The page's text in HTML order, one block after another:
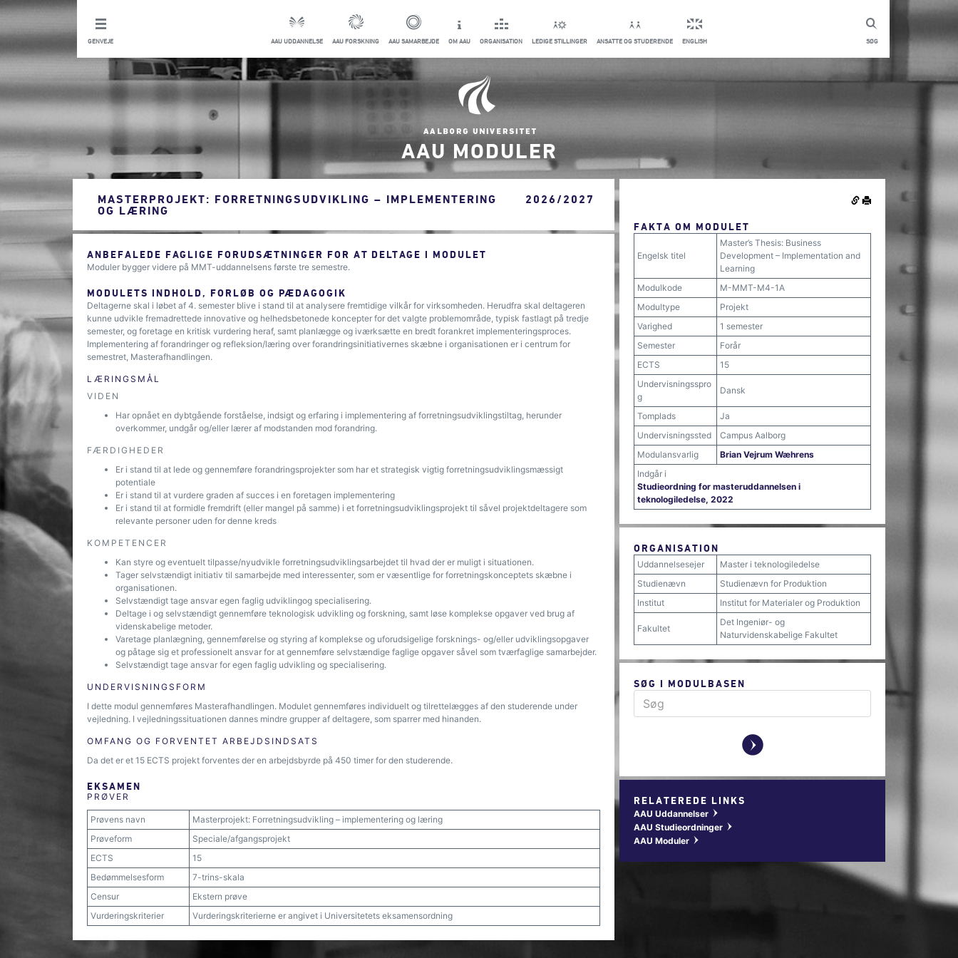
SØG
GENVEJE AAU UDDANNELSE AAU FORSKNING AAU SAMARBEJDE OM AAU ORGANISATION LEDIGE STILLINGER ANSATTE OG STUDERENDE ENGLISH
AAU MODULER
MASTERPROJEKT: FORRETNINGSUDVIKLING – IMPLEMENTERING
OG LÆRING
2026/2027
ANBEFALEDE FAGLIGE FORUDSÆTNINGER FOR AT DELTAGE I MODULET
Moduler bygger videre på MMT-uddannelsens første tre semestre.
MODULETS INDHOLD, FORLØB OG PÆDAGOGIK
Deltagerne skal i løbet af 4. semester blive i stand til at analysere fremtidige vilkår for virksomheden. Herudfra skal deltageren
kunne udvikle fremadrettede innovative og helhedsbetonede koncepter for det valgte problem­om­råde, typisk fastlagt på tredje
semester, og foretage en kritisk vurde­ring heraf, samt plan­lægge og iværksætte en bredt for­ankret implemente­ringsproces.
Implementering af forandringer og refleksion/læring over forandringsinitiativernes skæbne i organisationen er i centrum for
semestret, Masterafhandlingen.
LÆRINGSMÅL
VIDEN
Har opnået en dybtgående forståelse, indsigt og erfaring i implementering af forretningsudviklingstiltag, herunder
overkommer, undgår og/eller lærer af modstanden mod forandring.
FÆRDIGHEDER
Er i stand til at lede og gennemføre forandringsprojekter som har et strategisk vigtig forretningsudviklingsmæssigt
potentiale
Er i stand til at vurdere graden af succes i en foretagen implementering
Er i stand til at formidle fremdrift (eller mangel på samme) i et forretningsudviklingsprojekt til såvel projektdeltagere som
relevante personer uden for denne kreds
KOMPETENCER
Kan styre og eventuelt tilpasse/nyudvikle forretningsudviklingsarbejdet til hvad der er muligt i situationen.
Tager selvstændigt initiativ til samarbejde med interessenter, som er væsentlige for forretningskonceptets skæbne i
organisationen.
Selvstændigt tage ansvar egen faglig udviklingog specialisering.
Deltage i og selvstændigt gennemføre teknologisk udvikling og forskning, samt løse komplekse opgaver ved brug af
videnskabelige metoder.
Varetage planlægning, gennemførelse og styring af komplekse og uforudsigelige forsknings- og/eller udviklingsopgaver
og påtage sig et professionelt ansvar for at gennemføre selvstændige faglige opgaver såvel som tværfaglige samarbejder.
Selvstændigt tage ansvar for egen faglig udvikling og specialisering.
UNDERVISNINGSFORM
I dette modul gennemføres Masterafhandlingen. Modulet gennemføres individuelt og tilrettelægges af den studerende under
vejledning. I vejledningssituationen dannes mindre grupper af deltagere, som sparrer med hinanden.
OMFANG OG FORVENTET ARBEJDSINDSATS
Da det er et 15 ECTS projekt forventes der en arbejdsbyrde på 450 timer for den studerende.
EKSAMEN
PRØVER
Prøvens navn
Masterprojekt: Forretningsudvikling – implementering og læring
Prøveform
Speciale/afgangsprojekt
ECTS
15
Bedømmelsesform
7-trins-skala
Censur
Ekstern prøve
Vurderingskriterier
Vurderingskriterierne er angivet i Universitetets eksamensordning
FAKTA OM MODULET
Engelsk titel
Master’s Thesis: Business
Development – Implementation and
Learning
Modulkode
M-MMT-M4-1A
Modultype
Projekt
Varighed
1 semester
Semester
Forår
ECTS
15
Undervisningsspro
g
Dansk
Tomplads
Ja
Undervisningssted
Campus Aalborg
Modulansvarlig
Brian Vejrum Wæhrens
Indgår i
Studieordning for masteruddannelsen i
teknologiledelse, 2022
ORGANISATION
Uddannelsesejer
Master i teknologiledelse
Studienævn
Studienævn for Produktion
Institut
Institut for Materialer og Produktion
Fakultet
Det Ingeniør- og
Naturvidenskabelige Fakultet
SØG I MODULBASEN
y
RELATEREDE LINKS
AAU Uddannelser w
AAU Studieordninger w
AAU Moduler w